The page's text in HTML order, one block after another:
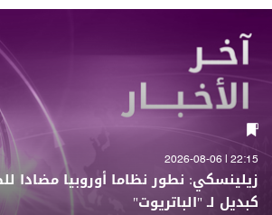
22:15 | 2026-08-06
زيلينسكي: نطور نظاما أوروبيا مضادا
كبديل لـ "الباتريوت"